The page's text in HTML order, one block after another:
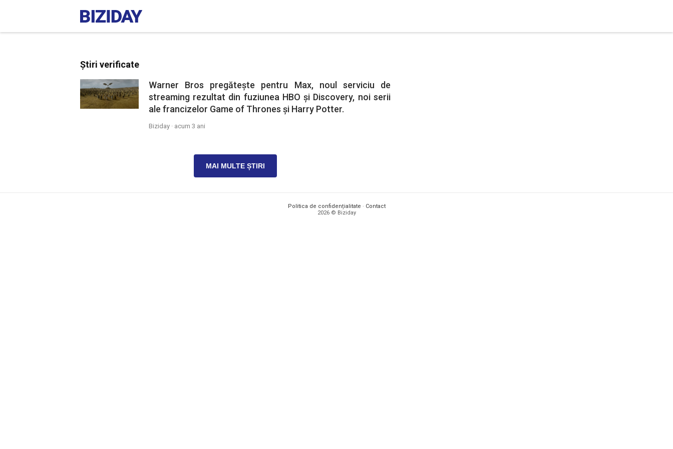
Știri verificate
Warner Bros pregătește pentru Max, noul serviciu de
streaming rezultat din fuziunea HBO și Discovery, noi serii
ale francizelor Game of Thrones și Harry Potter.
Biziday · acum 3 ani
MAI MULTE ȘTIRI
Politica de confidențialitate · Contact
2026 © Biziday